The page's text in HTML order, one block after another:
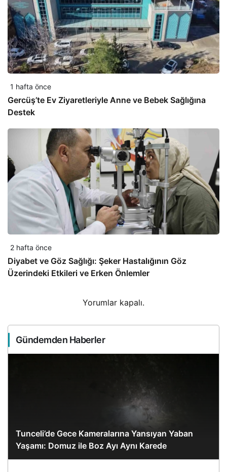
1 hafta önce
Gercüş’te Ev Ziyaretleriyle Anne ve Bebek Sağlığına
Destek
2 hafta önce
Diyabet ve Göz Sağlığı: Şeker Hastalığının Göz
Üzerindeki Etkileri ve Erken Önlemler
Yorumlar kapalı.
Gündemden Haberler
Tunceli’de Gece Kameralarına Yansıyan Yaban
Yaşamı: Domuz ile Boz Ayı Aynı Karede